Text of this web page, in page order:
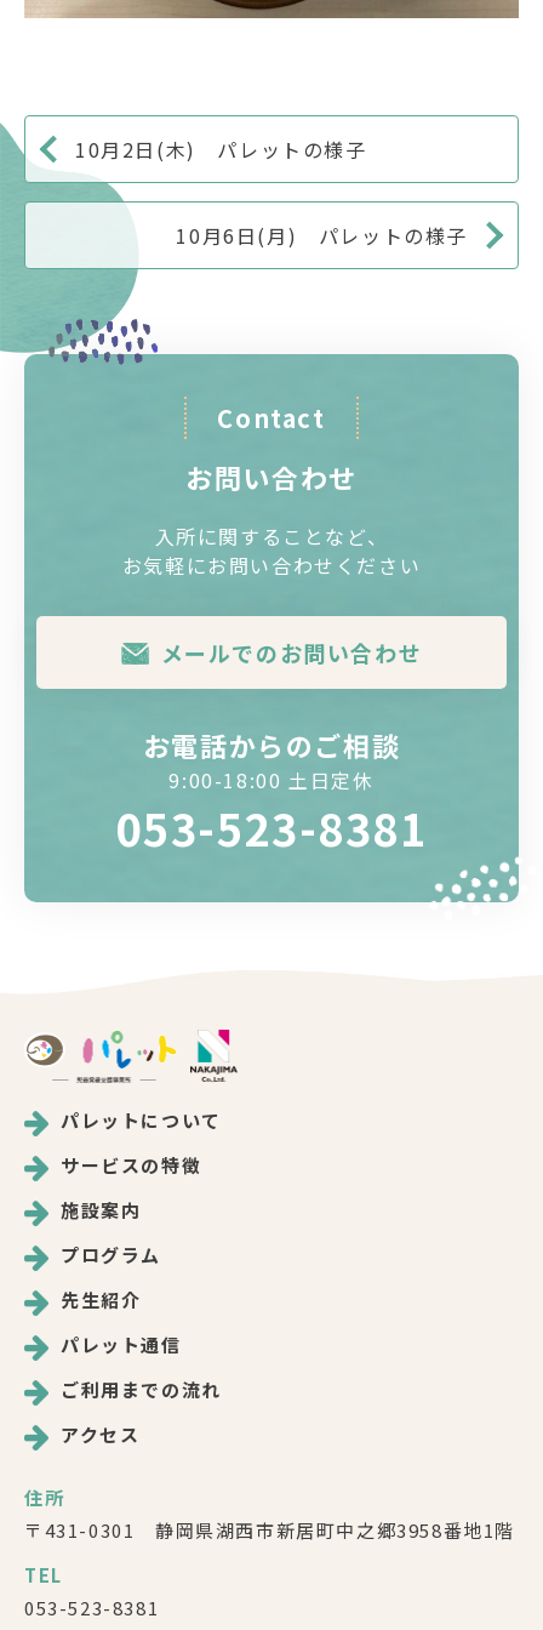
10月2日(木) パレットの様子
10月6日(月) パレットの様子
Contact
お問い合わせ
入所に関することなど、
お気軽にお問い合わせください
メールでのお問い合わせ
お電話からのご相談
9:00-18:00 土日定休
053-523-8381
パレットについて
サービスの特徴
施設案内
プログラム
先生紹介
パレット通信
ご利用までの流れ
アクセス
住所
〒431-0301 静岡県湖西市新居町中之郷3958番地1階
TEL
053-523-8381